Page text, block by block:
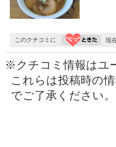
このクチコミに 現
※クチコミ情報はユ
これらは投稿時の
でご了承ください。